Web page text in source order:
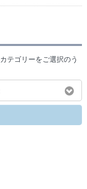
テゴリーをご選択のう